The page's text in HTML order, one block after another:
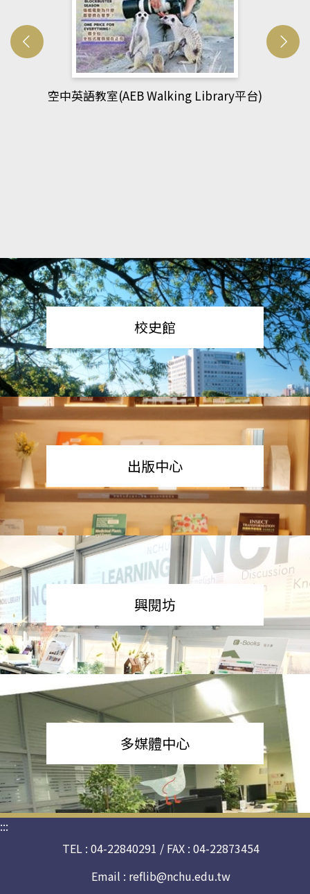
網管人(kono平台)
校史館
出版中心
興閱坊
多媒體中心
:::
TEL : 04-22840291 / FAX : 04-22873454
Email : reflib@nchu.edu.tw